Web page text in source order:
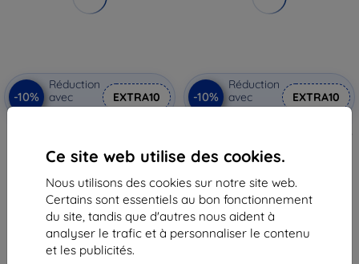
Ce site web utilise des cookies.
Nous utilisons des cookies sur notre site web.
Certains sont essentiels au bon fonctionnement
du site, tandis que d'autres nous aident à
analyser le trafic et à personnaliser le contenu
et les publicités.
-10%
Réduction
avec
coupon
EXTRA10
82321)
15,20 €
Dernier article en stock
-10%
Réduction
avec
coupon
EXTRA10
Galaxy A02/A02s (EGSP00743)
8,92 €
En stock 2 pièces